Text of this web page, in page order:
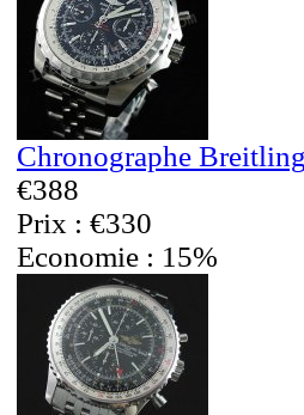
Chronographe
€388
Prix : €330
Economie : 15%